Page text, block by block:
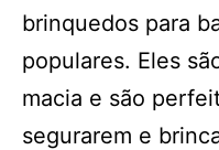
brinquedos para
populares. Eles
macia e são
segurarem e